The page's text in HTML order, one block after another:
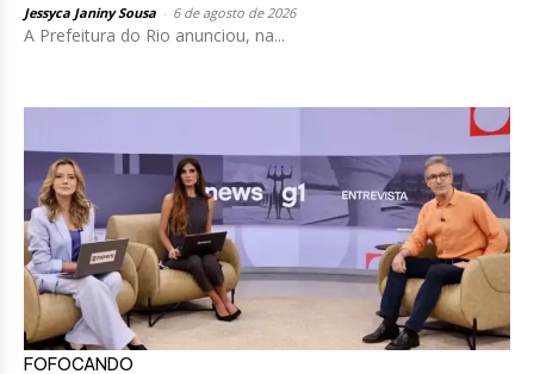
Jessyca Janiny Sousa 6 de agosto de 2026
A Prefeitura do Rio anunciou, na...
FOFOCANDO